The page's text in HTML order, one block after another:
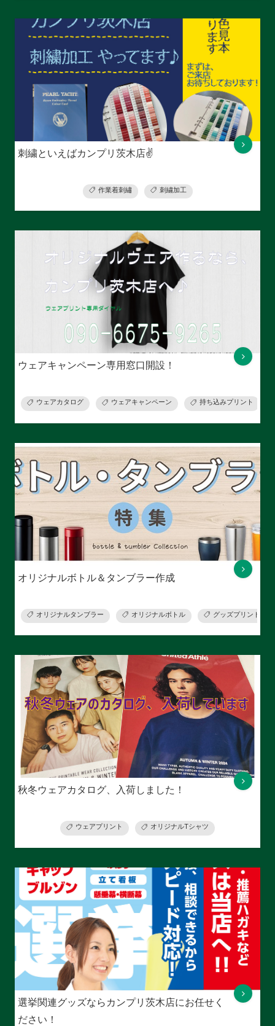
刺繍といえばカンプリ茨木店✌
作業着刺繡 刺繍加工
ウェアキャンペーン専用窓口開設！
ウェアカタログ ウェアキャンペーン 持ち込みプリント
オリジナルボトル＆タンブラー作成
オリジナルタンブラー オリジナルボトル グッズプリント
秋冬ウェアカタログ、入荷しました！
ウェアプリント オリジナルTシャツ
選挙関連グッズならカンプリ茨木店にお任せく
ださい！